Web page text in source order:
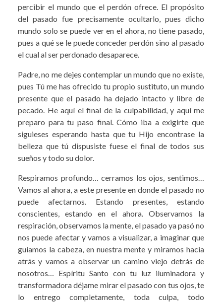
percibir el mundo que el perdón ofrece. El propósito
del pasado fue precisamente ocultarlo, pues dicho
mundo solo se puede ver en el ahora, no tiene pasado,
pues a qué se le puede conceder perdón sino al pasado
el cual al ser perdonado desaparece.
Padre, no me dejes contemplar un mundo que no existe,
pues Tú me has ofrecido tu propio sustituto, un mundo
presente que el pasado ha dejado intacto y libre de
pecado. He aquí el final de la culpabilidad, y aquí me
preparo para tu paso final. Cómo iba a exigirte que
siguieses esperando hasta que tu Hijo encontrase la
belleza que tú dispusiste fuese el final de todos sus
sueños y todo su dolor.
Respiramos profundo… cerramos los ojos, sentimos…
Vamos al ahora, a este presente en donde el pasado no
puede afectarnos. Estando presentes, estando
conscientes, estando en el ahora. Observamos la
respiración, observamos la mente, el pasado ya pasó no
nos puede afectar y vamos a visualizar, a imaginar que
guiamos la cabeza, en nuestra mente y miramos hacia
atrás y vamos a observar un camino viejo detrás de
nosotros… Espíritu Santo con tu luz iluminadora y
transformadora déjame mirar el pasado con tus ojos, te
lo entrego completamente, toda culpa, todo